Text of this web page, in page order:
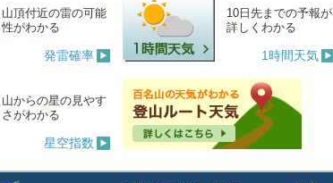
山頂付近の雷の可能
性がわかる
発雷確率
10日先までの予報が
詳しくわかる
1時間天気
山からの星の見やす
さがわかる
星空指数